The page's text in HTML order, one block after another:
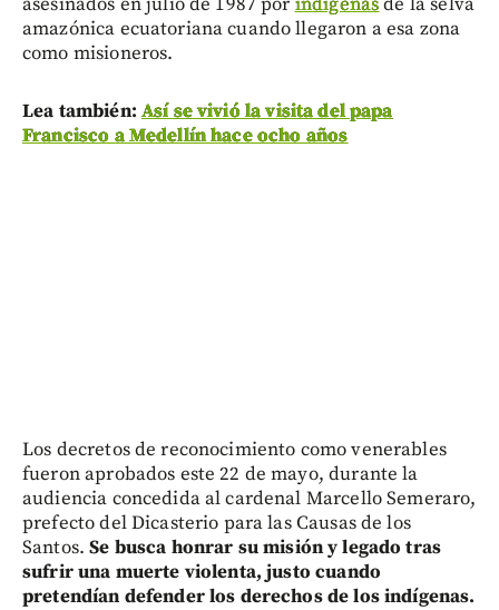
amazónica ecuatoriana cuando llegaron a esa zona
como misioneros.
Lea también: Así se vivió la visita del papa
Francisco a Medellín hace ocho años
Los decretos de reconocimiento como venerables
fueron aprobados este 22 de mayo, durante la
audiencia concedida al cardenal Marcello Semeraro,
prefecto del Dicasterio para las Causas de los
Santos.Se busca honrar su misión y legado tras
sufrir una muerte violenta, justo cuando
pretendían defender los derechos de los indígenas.